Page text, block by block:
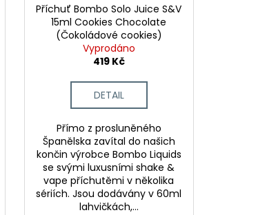
Příchuť Bombo Solo Juice S&V
15ml Cookies Chocolate
(Čokoládové cookies)
Vyprodáno
419 Kč
DETAIL
Přímo z prosluněného
Španělska zavítal do našich
končin výrobce Bombo Liquids
se svými luxusními shake &
vape příchutěmi v několika
sériích. Jsou dodávány v 60ml
lahvičkách,...